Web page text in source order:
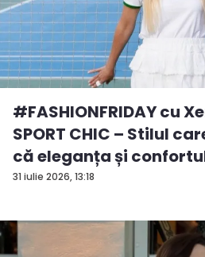
31 iulie 2026, 13:18
#FASHIONFRIDAY cu
SPORT CHIC – Stilul
că eleganța și